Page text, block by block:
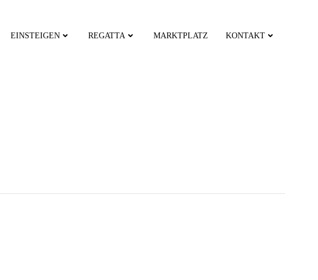
EINSTEIGEN REGATTA MARKTPLATZ KONTAKT